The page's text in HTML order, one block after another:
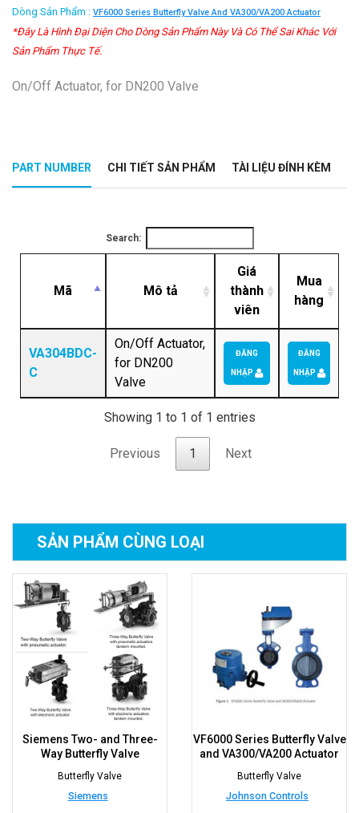
Dòng Sản Phẩm : VF6000 Series Butterfly Valve And VA300/VA200 Actuator
*Đây Là Hình Đại Diện Cho Dòng Sản Phẩm Này Và Có Thể Sai Khác Với
Sản Phẩm Thực Tế.
On/Off Actuator, for DN200 Valve
PART NUMBER CHI TIẾT SẢN PHẨM TÀI LIỆU ĐÍNH KÈM
Search:
Mã Mô tả
Giá
thành
viên
Mua
hàng
VA304BDC-
C
On/Off Actuator,
for DN200
Valve
ĐĂNG
NHẬP
ĐĂNG
NHẬP
Showing 1 to 1 of 1 entries
Previous 1 Next
SẢN PHẨM CÙNG LOẠI
Siemens Two- and Three-
Way Butterfly Valve
Butterfly Valve
Siemens
VF6000 Series Butterfly Valve
and VA300/VA200 Actuator
Butterfly Valve
Johnson Controls